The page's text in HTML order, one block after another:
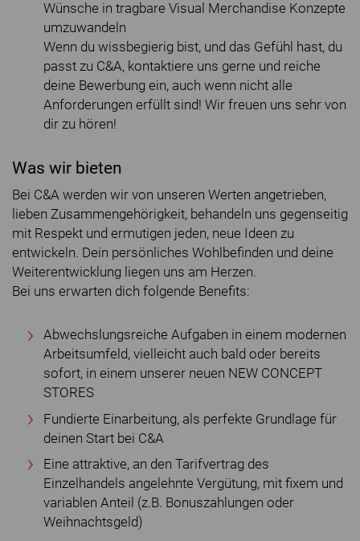
Wünsche in tragbare Visual Merchandise Konzepte
umzuwandeln
Wenn du wissbegierig bist, und das Gefühl hast, du
passt zu C&A, kontaktiere uns gerne und reiche
deine Bewerbung ein, auch wenn nicht alle
Anforderungen erfüllt sind! Wir freuen uns sehr von
dir zu hören!
Was wir bieten
Bei C&A werden wir von unseren Werten angetrieben,
lieben Zusammengehörigkeit, behandeln uns gegenseitig
mit Respekt und ermutigen jeden, neue Ideen zu
entwickeln. Dein persönliches Wohlbefinden und deine
Weiterentwicklung liegen uns am Herzen.
Bei uns erwarten dich folgende Benefits:
Abwechslungsreiche Aufgaben in einem modernen
Arbeitsumfeld, vielleicht auch bald oder bereits
sofort, in einem unserer neuen NEW CONCEPT
STORES
Fundierte Einarbeitung, als perfekte Grundlage für
deinen Start bei C&A
Eine attraktive, an den Tarifvertrag des
Einzelhandels angelehnte Vergütung, mit fixem und
variablen Anteil (z.B. Bonuszahlungen oder
Weihnachtsgeld)